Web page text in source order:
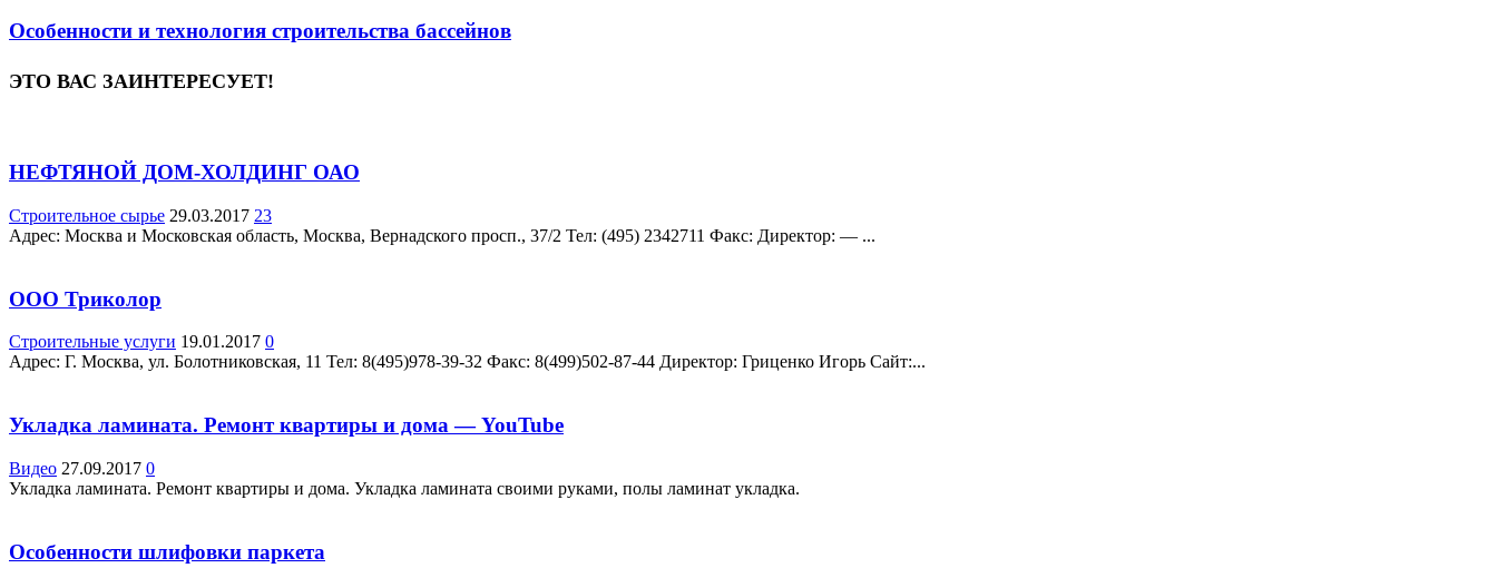
Особенности и технология строительства бассейнов
ЭТО ВАС ЗАИНТЕРЕСУЕТ!
НЕФТЯНОЙ ДОМ-ХОЛДИНГ ОАО
Строительное сырье 29.03.2017 23
Адрес: Москва и Московская область, Москва, Вернадского просп., 37/2 Teл: (495) 2342711 Факс: Директор: — ...
ООО Триколор
Строительные услуги 19.01.2017 0
Адрес: Г. Москва, ул. Болотниковская, 11 Teл: 8(495)978-39-32 Факс: 8(499)502-87-44 Директор: Гриценко Игорь Сайт:...
Укладка ламината. Ремонт квартиры и дома — YouTube
Видео 27.09.2017 0
Укладка ламината. Ремонт квартиры и дома. Укладка ламината своими руками, полы ламинат укладка.
Особенности шлифовки паркета